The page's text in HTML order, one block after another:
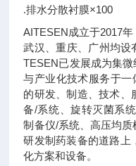
.排水分散衬膜×100
AITESEN成立于2017
武汉、重庆、广州均设
TESEN已发展成为集
与产业化技术服务于一
的研发、制造、技术、
备/系统、旋转灭菌系
制备仪/系统、高压均
研发制药装备的道路上
化方案和设备。